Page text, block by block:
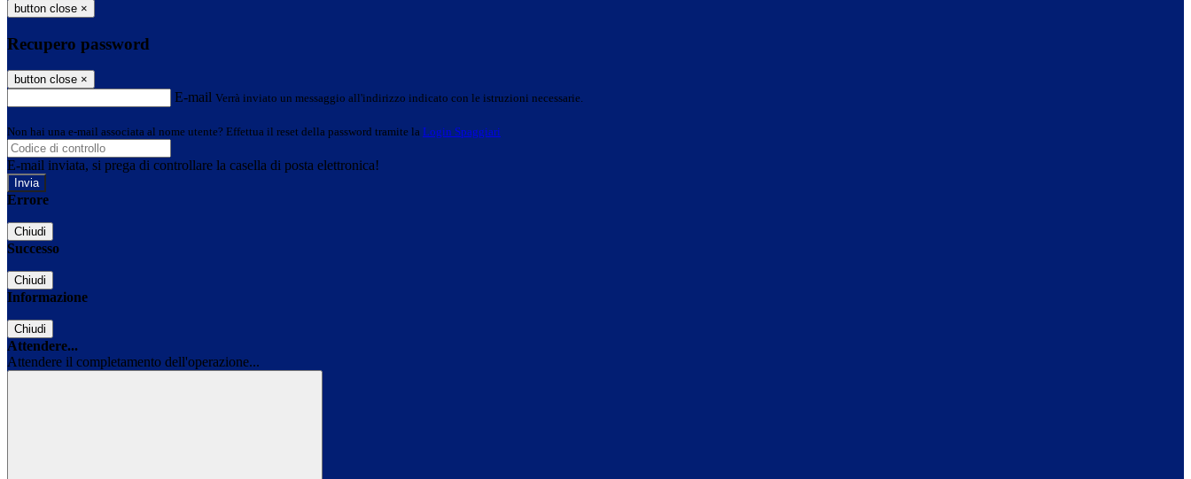
button close ×
Recupero password
button close ×
E-mail Verrà inviato un messaggio all'indirizzo indicato con le istruzioni necessarie.
Non hai una e-mail associata al nome utente? Effettua il reset della password tramite la Login Spaggiari
E-mail inviata, si prega di controllare la casella di posta elettronica!
Errore
Chiudi
Successo
Chiudi
Informazione
Chiudi
Attendere...
Attendere il completamento dell'operazione...